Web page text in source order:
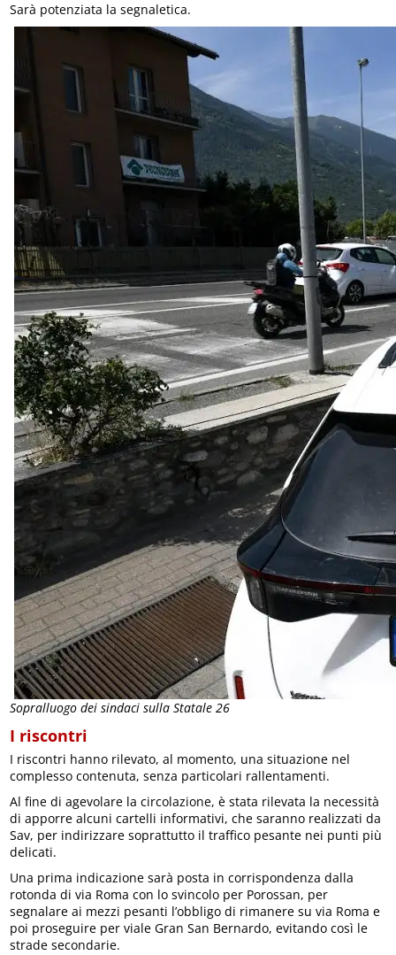
Sarà potenziata la segnaletica.
Sopralluogo dei sindaci sulla Statale 26
I riscontri
I riscontri hanno rilevato, al momento, una situazione nel
complesso contenuta, senza particolari rallentamenti.
Al fine di agevolare la circolazione, è stata rilevata la necessità
di apporre alcuni cartelli informativi, che saranno realizzati da
Sav, per indirizzare soprattutto il traffico pesante nei punti più
delicati.
Una prima indicazione sarà posta in corrispondenza dalla
rotonda di via Roma con lo svincolo per Porossan, per
segnalare ai mezzi pesanti l’obbligo di rimanere su via Roma e
poi proseguire per viale Gran San Bernardo, evitando così le
strade secondarie.